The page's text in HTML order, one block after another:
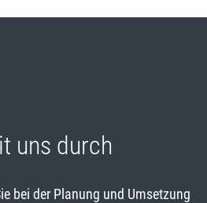
uns durch
bei der Planung und Umsetzung